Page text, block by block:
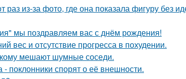
раз из-за фото, где она показала фигуру без
мы поздравляем вас с днём рождения!
вес и отсутствие прогресса в похудении.
мешают шумные соседи.
поклонники спорят о её внешности.